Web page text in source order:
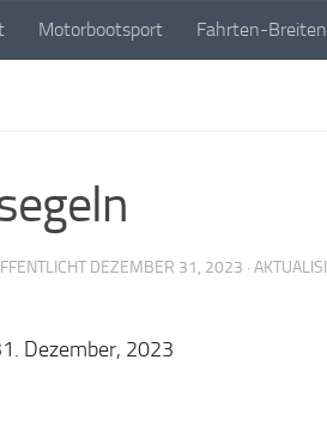
Motorbootsport Fahrten-
DEZEMBER 31, 2023 ·
Dezember, 2023